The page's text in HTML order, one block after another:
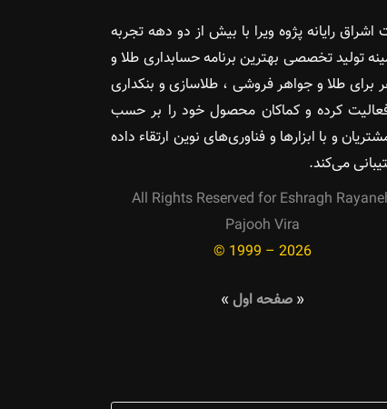
رایانه پژوه ویرا با بیش از دو دهه تجربه
تولید تخصصی بهترین برنامه حسابداری طلا و
برای طلا و جواهر فروشی ، طلاسازی و بنکداری
کرده و کماکان محصول خود را بر حسب
و با ابزارها و فناوری‌های نوین ارتقاء داده
می‌کند.
All Rights Reserved for Eshragh
Pajooh Vira
© 1999 – 2026
«صفحه اول»